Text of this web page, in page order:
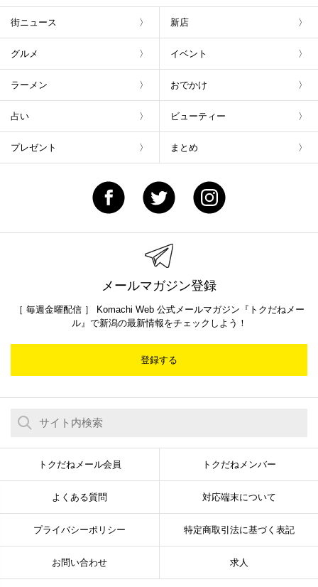
街ニュース 新店
グルメ イベント
ラーメン おでかけ
占い ビューティー
プレゼント まとめ
メールマガジン登録
［ 毎週金曜配信 ］ Komachi Web 公式メールマガジン『トクだねメー
ル』で新潟の最新情報をチェックしよう！
登録する
トクだねメール会員 トクだねメンバー
よくある質問 対応端末について
プライバシーポリシー 特定商取引法に基づく表記
お問い合わせ 求人